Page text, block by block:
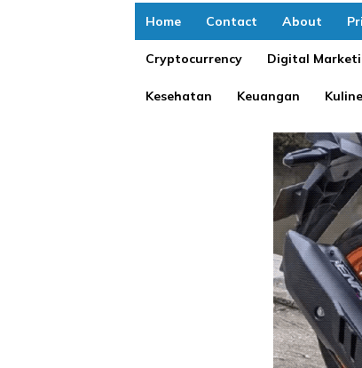
Home Contact About
Cryptocurrency Digital
Kesehatan Keuangan